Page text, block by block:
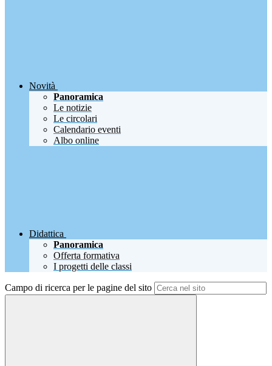
Novità
Panoramica
Le notizie
Le circolari
Calendario eventi
Albo online
Didattica
Panoramica
Offerta formativa
I progetti delle classi
Campo di ricerca per le pagine del sito